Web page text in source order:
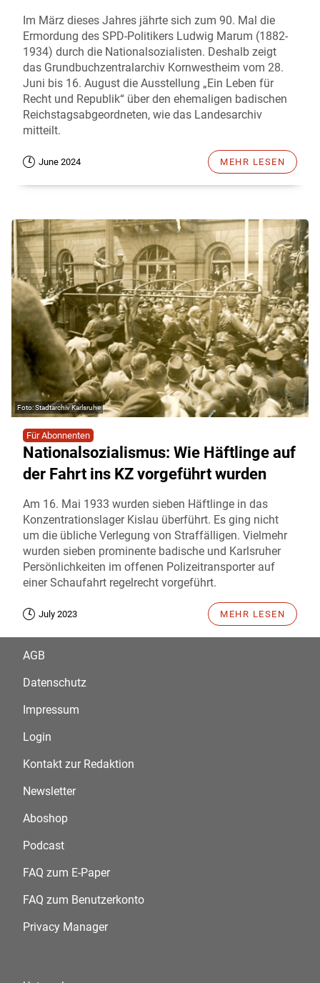
Im März dieses Jahres jährte sich zum 90. Mal die
Ermordung des SPD-Politikers Ludwig Marum (1882-
1934) durch die Nationalsozialisten. Deshalb zeigt
das Grundbuchzentralarchiv Kornwestheim vom 28.
Juni bis 16. August die Ausstellung „Ein Leben für
Recht und Republik“ über den ehemaligen badischen
Reichstagsabgeordneten, wie das Landesarchiv
mitteilt.
June 2024 MEHR LESEN
Stadtarchiv Karlsruhe
Für Abonnenten
Nationalsozialismus: Wie Häftlinge auf
der Fahrt ins KZ vorgeführt wurden
Am 16. Mai 1933 wurden sieben Häftlinge in das
Konzentrationslager Kislau überführt. Es ging nicht
um die übliche Verlegung von Straffälligen. Vielmehr
wurden sieben prominente badische und Karlsruher
Persönlichkeiten im offenen Polizeitransporter auf
einer Schaufahrt regelrecht vorgeführt.
July 2023 MEHR LESEN
AGB
Datenschutz
Impressum
Login
Kontakt zur Redaktion
Newsletter
Aboshop
Podcast
FAQ zum E-Paper
FAQ zum Benutzerkonto
Privacy Manager